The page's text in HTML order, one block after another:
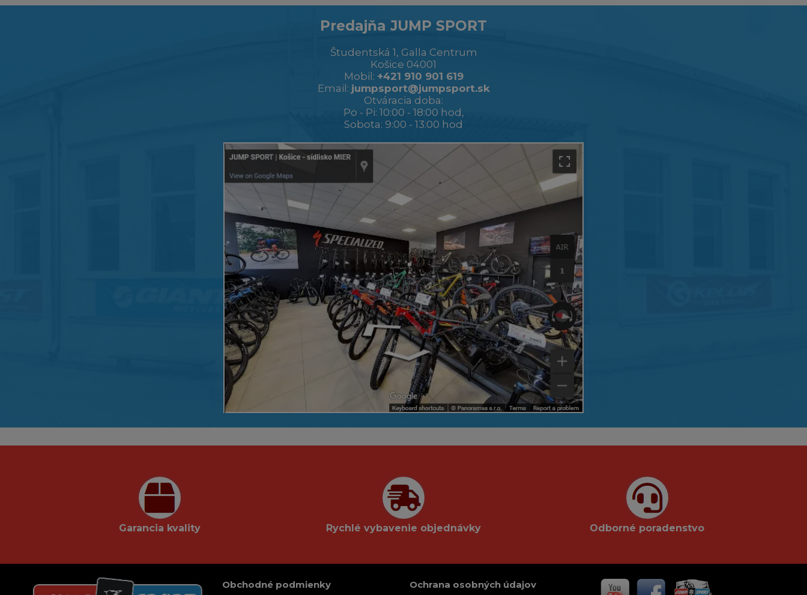
Predajňa JUMP SPORT
Študentská 1, Galla Centrum
Košice 04001
Mobil: +421 910 901 619
Email: jumpsport@jumpsport.sk
Otváracia doba:
Po - Pi: 10:00 - 18:00 hod,
Sobota: 9:00 - 13:00 hod
Garancia kvality Rychlé vybavenie objednávky Odborné poradenstvo
Obchodné podmienky Ochrana osobných údajov